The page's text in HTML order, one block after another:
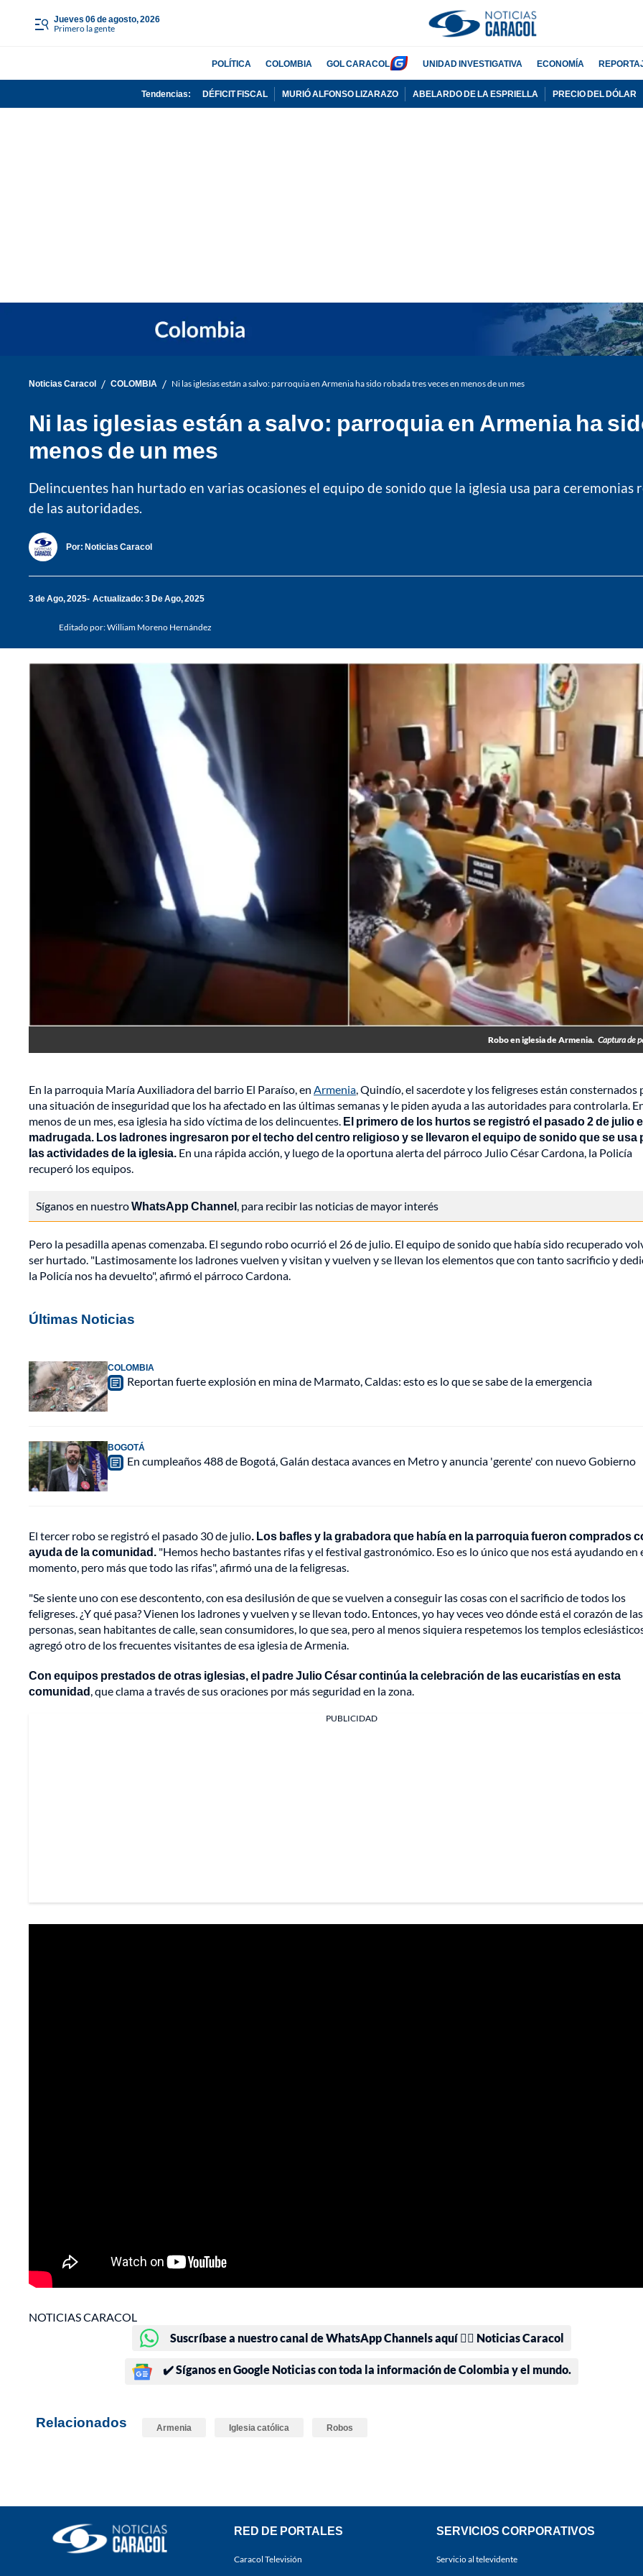
jueves 06 de agosto, 2026
Primero la gente
POLÍTICA COLOMBIA GOL CARACOL UNIDAD INVESTIGATIVA ECONOMÍA
Tendencias: DÉFICIT FISCAL MURIÓ ALFONSO LIZARAZO ABELARDO DE LA ESPRIELLA PRECIO DEL DÓLAR
Noticias Caracol / COLOMBIA / Ni las iglesias están a salvo: parroquia en Armenia ha sido robada tres veces en menos de un mes
Ni las iglesias están a salvo: parroquia en Armenia ha
menos de un mes
Delincuentes han hurtado en varias ocasiones el equipo de sonido que la iglesia usa para
de las autoridades.
Por: Noticias Caracol
3 de Ago, 2025 Actualizado: 3 De Ago, 2025
Editado por:William Moreno Hernández
Robo en iglesia de Armenia. Captura de
En la parroquia María Auxiliadora del barrio El Paraíso, en Armenia, Quindío, el sacerdote y los feligreses están consternados
una situación de inseguridad que los ha afectado en las últimas semanas y le piden ayuda a las autoridades para controlarla.
menos de un mes, esa iglesia ha sido víctima de los delincuentes. El primero de los hurtos se registró el pasado 2 de julio
madrugada. Los ladrones ingresaron por el techo del centro religioso y se llevaron el equipo de sonido que se usa
las actividades de la iglesia. En una rápida acción, y luego de la oportuna alerta del párroco Julio César Cardona, la Policía
recuperó los equipos.
Síganos en nuestroWhatsApp Channel, para recibir las noticias de mayor interés
Pero la pesadilla apenas comenzaba. El segundo robo ocurrió el 26 de julio. El equipo de sonido que había sido recuperado
ser hurtado. "Lastimosamente los ladrones vuelven y visitan y vuelven y se llevan los elementos que con tanto sacrificio y
la Policía nos ha devuelto", afirmó el párroco Cardona.
Últimas Noticias
COLOMBIA
Reportan fuerte explosión en mina de Marmato, Caldas: esto es lo que se sabe de la emergencia
BOGOTÁ
En cumpleaños 488 de Bogotá, Galán destaca avances en Metro y anuncia 'gerente' con nuevo Gobierno
El tercer robo se registró el pasado 30 de julio. Los bafles y la grabadora que había en la parroquia fueron comprados
ayuda de la comunidad. "Hemos hecho bastantes rifas y el festival gastronómico. Eso es lo único que nos está ayudando en
momento, pero más que todo las rifas", afirmó una de la feligresas.
"Se siente uno con ese descontento, con esa desilusión de que se vuelven a conseguir las cosas con el sacrificio de todos los
feligreses. ¿Y qué pasa? Vienen los ladrones y vuelven y se llevan todo. Entonces, yo hay veces veo dónde está el corazón de las
personas, sean habitantes de calle, sean consumidores, lo que sea, pero al menos siquiera respetemos los templos
agregó otro de los frecuentes visitantes de esa iglesia de Armenia.
Con equipos prestados de otras iglesias, el padre Julio César continúa la celebración de las eucaristías en esta
comunidad, que clama a través de sus oraciones por más seguridad en la zona.
PUBLICIDAD
NOTICIAS CARACOL
Suscríbase a nuestro canal de WhatsApp Channels aquí 👉🏻 Noticias Caracol
✔️ Síganos en Google Noticias con toda la información de Colombia y el mundo.
Relacionados Armenia Iglesia católica Robos
RED DE PORTALES
Caracol Televisión
SERVICIOS CORPORATIVOS
Servicio al televidente